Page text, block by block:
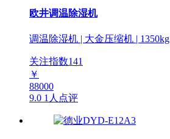
欧井调温除湿机
调温除湿机 | 大金压缩机 | 1350kg
关注指数141
￥
88000
9.0 1人点评